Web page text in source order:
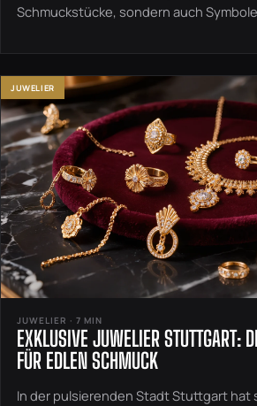
Schmuckstücke, sondern auch
JUWELIER
JUWELIER · 7 MIN
EXKLUSIVE JUWELIER STUTTGART:
FÜR EDLEN SCHMUCK
In der pulsierenden Stadt Stuttgart hat